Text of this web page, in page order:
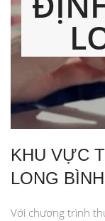
KHU VỰC
LONG BÌNH
Với chương trình